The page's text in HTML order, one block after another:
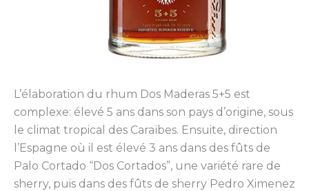
L’élaboration du rhum Dos Maderas 5+5 est
complexe: élevé 5 ans dans son pays d’origine, sous
le climat tropical des Caraïbes. Ensuite, direction
l’Espagne où il est élevé 3 ans dans des fûts de
Palo Cortado “Dos Cortados”, une variété rare de
sherry, puis dans des fûts de sherry Pedro Ximenez